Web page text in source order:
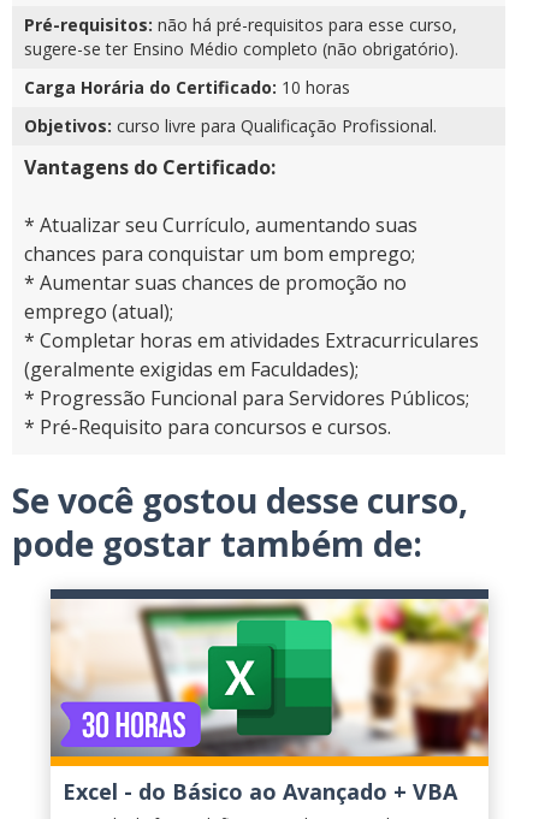
Pré-requisitos: não há pré-requisitos para esse curso,
sugere-se ter Ensino Médio completo (não obrigatório).
Carga Horária do Certificado: 10 horas
Objetivos: curso livre para Qualificação Profissional.
Vantagens do Certificado:
* Atualizar seu Currículo, aumentando suas
chances para conquistar um bom emprego;
* Aumentar suas chances de promoção no
emprego (atual);
* Completar horas em atividades Extracurriculares
(geralmente exigidas em Faculdades);
* Progressão Funcional para Servidores Públicos;
* Pré-Requisito para concursos e cursos.
Se você gostou desse curso,
pode gostar também de:
Excel - do Básico ao Avançado + VBA